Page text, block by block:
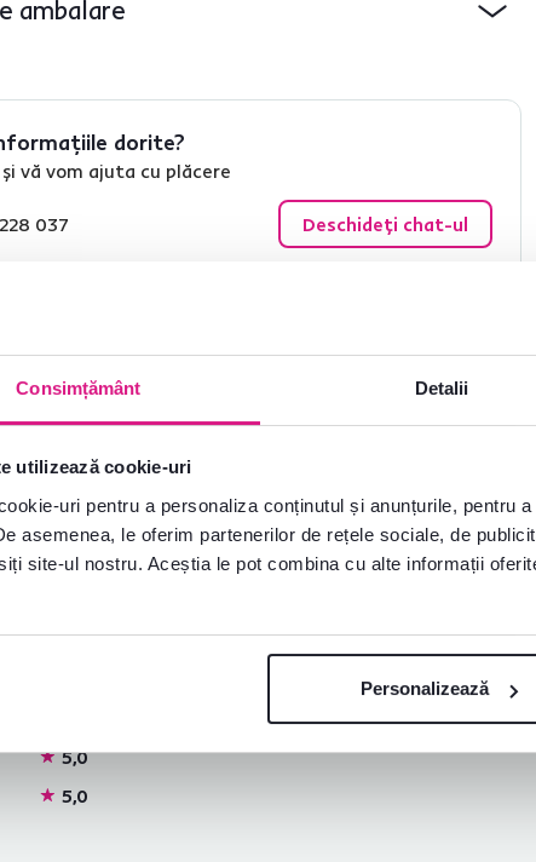
Consimțământ Detalii
utilizează cookie-uri
uri pentru a personaliza conținutul și anunțurile, pentru
asemenea, le oferim partenerilor de rețele sociale, de
site-ul nostru. Aceștia le pot combina cu alte informații
Personalizează
ambalare
dorite?
vă vom ajuta cu plăcere
037 Deschideți chat-ul
4,8
4,5
5,0
5,0
T
22.11.2023, Nitra,
Slovacia
Achiziție verificată
Ľ